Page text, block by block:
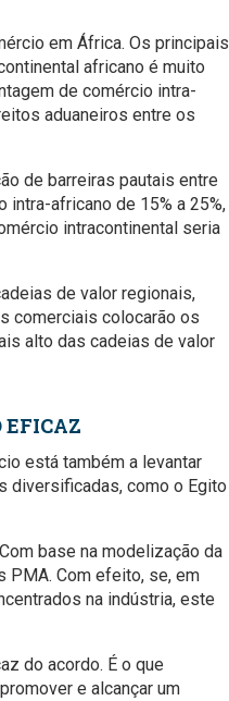
em África. Os principais
africano é muito
de comércio intra-
aduaneiros entre os
de barreiras pautais entre
africano de 15% a 25%,
intracontinental seria
de valor regionais,
comerciais colocarão os
alto das cadeias de valor
EFICAZ
está também a levantar
diversificadas, como o Egito
base na modelização da
PMA. Com efeito, se, em
na indústria, este
do acordo. É o que
e alcançar um